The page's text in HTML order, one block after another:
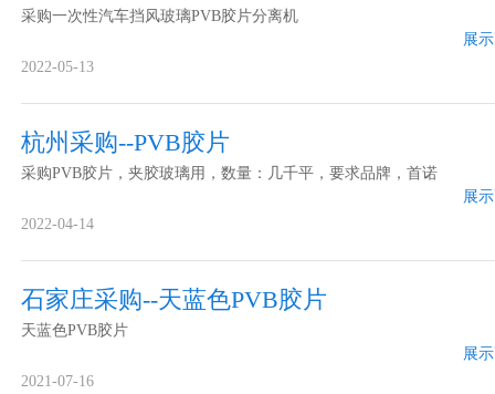
采购一次性汽车挡风玻璃PVB胶片分离机
展
2022-05-13
杭州采购--PVB胶片
采购PVB胶片，夹胶玻璃用，数量：几千平，要求品牌，首诺
展
2022-04-14
石家庄采购--天蓝色PVB胶片
天蓝色PVB胶片
展
2021-07-16